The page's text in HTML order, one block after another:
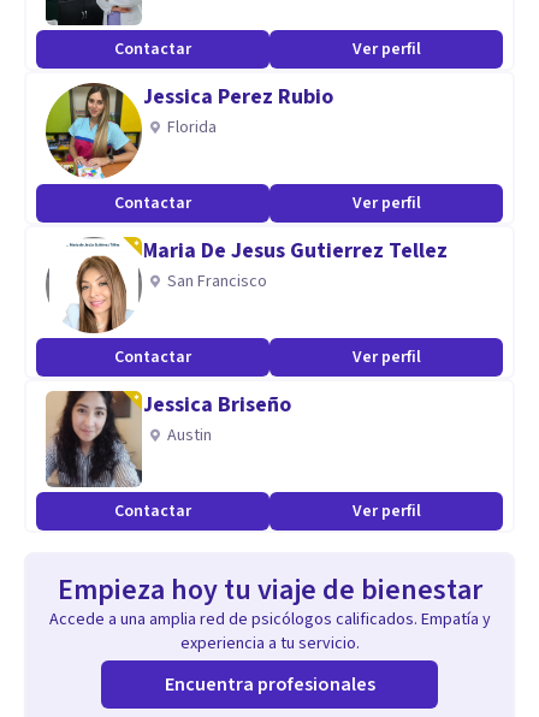
Contactar Ver perfil
Jessica Perez Rubio
Florida
Contactar Ver perfil
Maria De Jesus Gutierrez Tellez
San Francisco
Contactar Ver perfil
Jessica Briseño
Austin
Contactar Ver perfil
Empieza hoy tu viaje de bienestar
Accede a una amplia red de psicólogos calificados. Empatía y
experiencia a tu servicio.
Encuentra profesionales